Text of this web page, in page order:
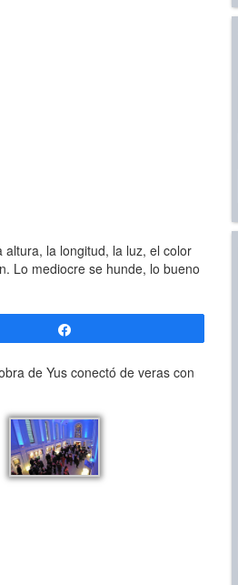
la longitud, la luz, el color
Lo mediocre se hunde, lo bueno
de Yus conectó de veras con